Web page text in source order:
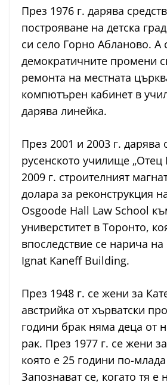
През 1976 г. дарява
построяване на детска
си село Горно Абланово. А
демократичните промени
ремонта на местната
компютърен кабинет в
дарява линейка.
През 2001 и 2003 г. дарява
русенското училище „Отец
2009 г. строителният
долара за реконструкция
Osgoode Hall Law School
универститет в Торонто,
впоследствие се нарича
Ignat Kaneff Building.
През 1948 г. се жени за
австрийка от хърватски
години брак няма деца от
рак. През 1977 г. се жени
която е 25 години по-
Запознават се, когато тя